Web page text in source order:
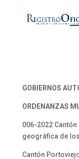
GOBIERNOS
ORDENANZAS
006-2022
geográfica de
Cantón